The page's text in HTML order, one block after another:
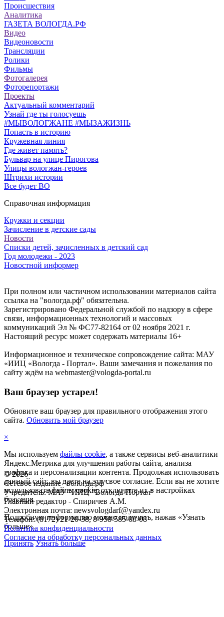
Происшествия
Аналитика
ГАЗЕТА ВОЛОГДА.РФ
Видео
Видеоновости
Трансляции
Ролики
Фильмы
Фотогалерея
Фоторепортажи
Проекты
Актуальный комментарий
Узнай где ты голосуешь
#МЫВОЛОГЖАНЕ #МЫЗАЖИЗНЬ
Попасть в историю
Кружевная линия
Где живет память?
Бульвар на улице Пирогова
Улицы вологжан-героев
Штрихи истории
Все будет ВО
Справочная информация
Кружки и секции
Зачисление в детские сады
Новости
Списки детей, зачисленных в детский сад
Год молодежи - 2023
©2026
Сетевое издание "вологда.рф"
Учредитель: МАУ "ИИЦ "Вологда-Портал"
Главный редактор - Спиричев А.М.
Электронная почта: newsvologdarf@yandex.ru
Телефон: (8172) 21-20-38, 8-958-585-08-08
Политика конфиденциальности
Согласие на обработку персональных данных
Новостной информер
При полном или частичном использовании материалов сайта
ссылка на "вологда.рф" обязательна.
Зарегистрировано Федеральной службой по надзору в сфере
связи, информационных технологий и массовых
коммуникаций Эл № ФС77-82164 от 02 ноября 2021 г.
Настоящий ресурс может содержать материалы 16+
Информационное и техническое сопровождение сайта: МАУ
«ИИЦ «Вологда - Портал». Ваши замечания и пожелания по
сайту ждём на webmaster@vologda-portal.ru
Ваш браузер устарел!
Обновите ваш браузер для правильного отображения этого
сайта. Обновить мой браузер
×
Мы используем файлы cookie, а также сервисы веб-аналитики
Яндекс.Метрика для улучшения работы сайта, анализа
трафика и персонализации контента. Продолжая использовать
данный сайт, вы даете на это свое согласие. Если вы не хотите
использовать файлы cookie, отключите их в настройках
браузера.
Подробную информацию можно получить, нажав «Узнать
больше».
Принять Узнать больше